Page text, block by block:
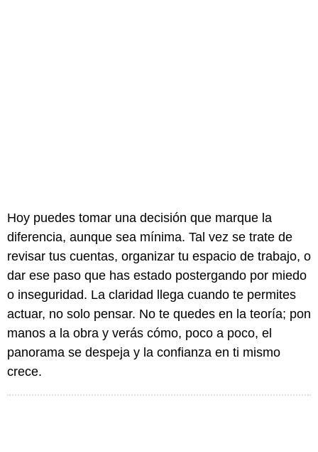
Hoy puedes tomar una decisión que marque la
diferencia, aunque sea mínima. Tal vez se trate de
revisar tus cuentas, organizar tu espacio de trabajo, o
dar ese paso que has estado postergando por miedo
o inseguridad. La claridad llega cuando te permites
actuar, no solo pensar. No te quedes en la teoría; pon
manos a la obra y verás cómo, poco a poco, el
panorama se despeja y la confianza en ti mismo
crece.